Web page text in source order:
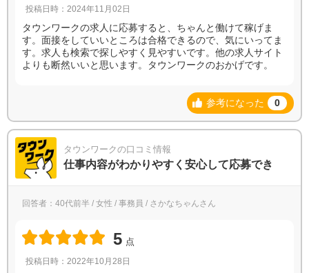
投稿日時：2024年11月02日
タウンワークの求人に応募すると、ちゃんと働けて稼げま
す。面接をしていいところは合格できるので、気にいってま
す。求人も検索で探しやすく見やすいです。他の求人サイト
よりも断然いいと思います。タウンワークのおかげです。
参考になった 0
タウンワークの口コミ情報
仕事内容がわかりやすく安心して応募でき
回答者：40代前半 / 女性 / 事務員 / さかなちゃんさん
5 点
投稿日時：2022年10月28日